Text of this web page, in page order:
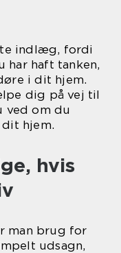
indlæg, fordi
har haft tanken,
i dit hjem.
dig på vej til
ved om du
hjem.
hvis
man brug for
udsagn,